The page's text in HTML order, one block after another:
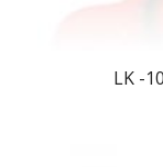
LK -